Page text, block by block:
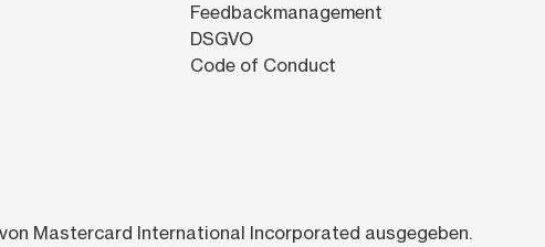
Feedbackmanagement
DSGVO
Code of Conduct
Mastercard International Incorporated ausgegeben.